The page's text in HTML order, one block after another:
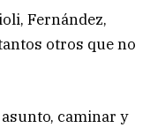
Fernández,
otros que no
caminar y